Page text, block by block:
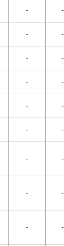
- -
- -
- -
- -
- -
- -
- -
- -
- -